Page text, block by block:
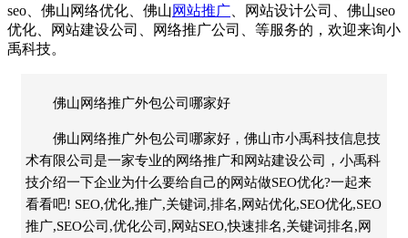
seo
佛山网络优化 佛山网站推广 网站设计公司
佛山seo
优化
网站建设公司 网络推广公司 、等服务的，欢迎来询小
禹科技。
佛山网络推广外包公司哪家好
佛山网络推广外包公司哪家好，佛山市小禹科技信息技
术有限公司是一家专业的网络推广和网站建设公司，小禹科
技介绍一下企业为什么要给自己的网站做SEO优化?一起来
看看吧! SEO,优化,推广,关键词,排名,网站优化,SEO优化,SEO
推广,SEO公司,优化公司,网站SEO,快速排名,关键词排名,网